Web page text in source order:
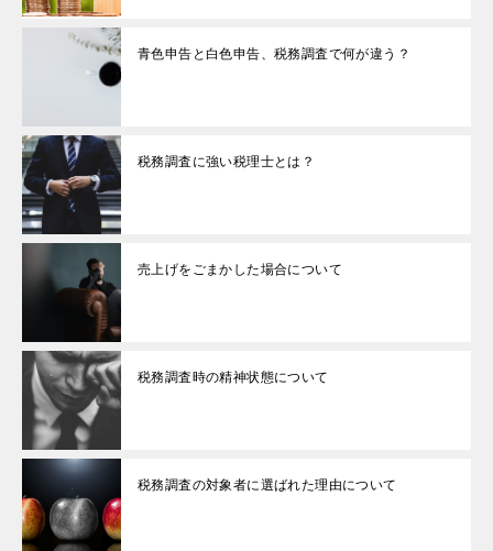
青色申告と白色申告、税務調査で何が違う？
税務調査に強い税理士とは？
売上げをごまかした場合について
税務調査時の精神状態について
税務調査の対象者に選ばれた理由について